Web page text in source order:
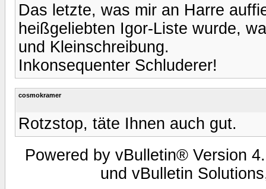
Das letzte, was mir an Harre
heißgeliebten Igor-Liste wurde,
und Kleinschreibung.
Inkonsequenter Schluderer!
cosmokramer
Rotzstop, täte Ihnen auch gut.
Powered by vBulletin® Version
und vBulletin